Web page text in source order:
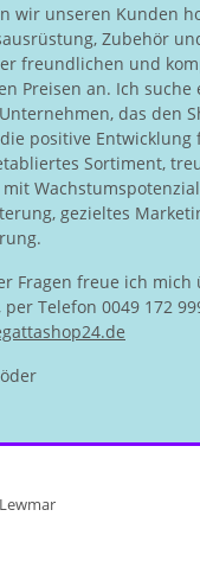
wir unseren Kunden
Zubehör
freundlichen und
Preisen an. Ich suche
das den
positive Entwicklung
Sortiment,
gezieltes
Fragen freue ich mich
Telefon 0049 172
Lewmar